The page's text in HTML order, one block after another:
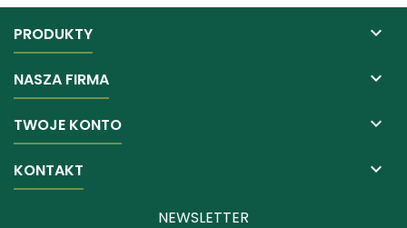
PRODUKTY 
NASZA FIRMA 
TWOJE KONTO 
KONTAKT 
NEWSLETTER